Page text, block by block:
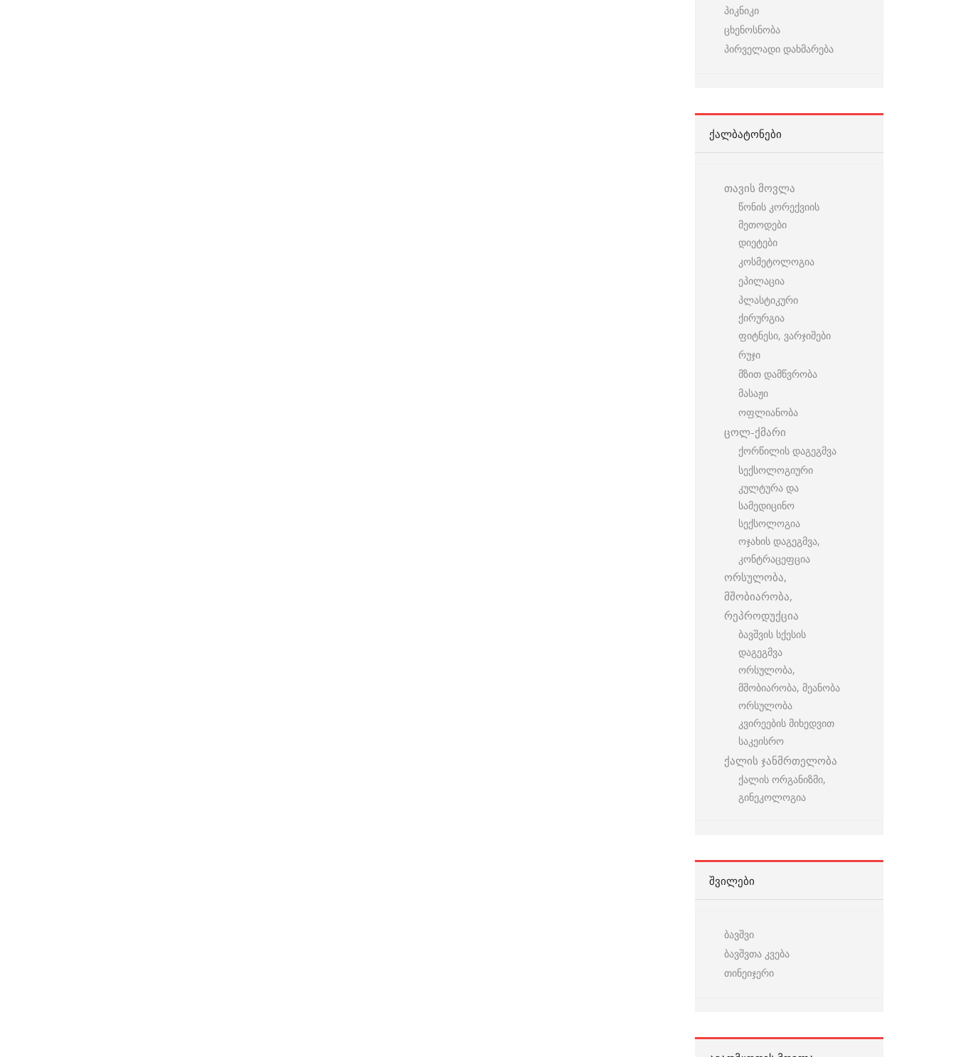
პიკნიკი
ცხენოსნობა
პირველადი დახმარება
ᲥᲐᲚᲑᲐᲢᲝᲜᲔᲑᲘ
თავის მოვლა
წონის კორექვიის
მეთოდები
დიეტები
კოსმეტოლოგია
ეპილაცია
პლასტიკური
ქირურგია
ფიტნესი, ვარჯიშები
რუჯი
მზით დამწვრობა
მასაჟი
ოფლიანობა
ცოლ-ქმარი
ქორწილის დაგეგმვა
სექსოლოგიური
კულტურა და
სამედიცინო
სექსოლოგია
ოჯახის დაგეგმვა,
კონტრაცეფცია
ორსულობა,
მშობიარობა,
რეპროდუქცია
ბავშვის სქესის
დაგეგმვა
ორსულობა,
მშობიარობა, მეანობა
ორსულობა
კვირეების მიხედვით
საკეისრო
ქალის ჯანმრთელობა
ქალის ორგანიზმი,
გინეკოლოგია
ᲨᲕᲘᲚᲔᲑᲘ
ბავშვი
ბავშვთა კვება
თინეიჯერი